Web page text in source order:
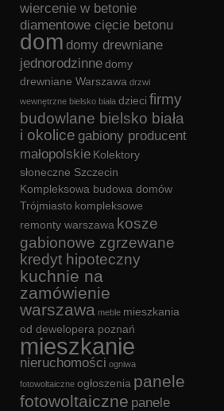
wiercenie w betonie
diamentowe cięcie betonu
dom domy drewniane
jednorodzinnedomy
drewniane Warszawa drzwi
wewnętrzne bielsko biała dzieci firmy
budowlane bielsko biała
i okolice gabiony producent
małopolskie Kolektory
słoneczne Szczecin
Kompleksowa budowa domów
Trójmiasto kompleksowe
remonty warszawa kosze
gabionowe zgrzewane
kredyt hipoteczny
kuchnie na
zamówienie
warszawa meble mieszkania
od dewelopera poznań
mieszkanie
nieruchomości ogniwa
fotowoltaiczne ogłoszenia panele
fotowoltaiczne panele